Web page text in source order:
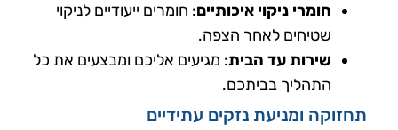
חומרי ניקוי איכותיים: חומרים ייעודיים לניקוי
שטיחים לאחר הצפה.
שירות עד הבית: מגיעים אליכם ומבצעים את כל
התהליך בביתכם.
תחזוקה ומניעת נזקים עתידיים